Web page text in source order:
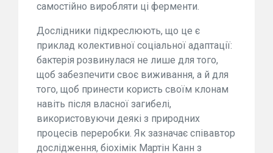
самостійно виробляти ці ферменти.
Дослідники підкреслюють, що це є
приклад колективної соціальної адаптації:
бактерія розвинулася не лише для того,
щоб забезпечити своє виживання, а й для
того, щоб принести користь своїм клонам
навіть після власної загибелі,
використовуючи деякі з природних
процесів переробки. Як зазначає співавтор
дослідження, біохімік Мартін Канн з